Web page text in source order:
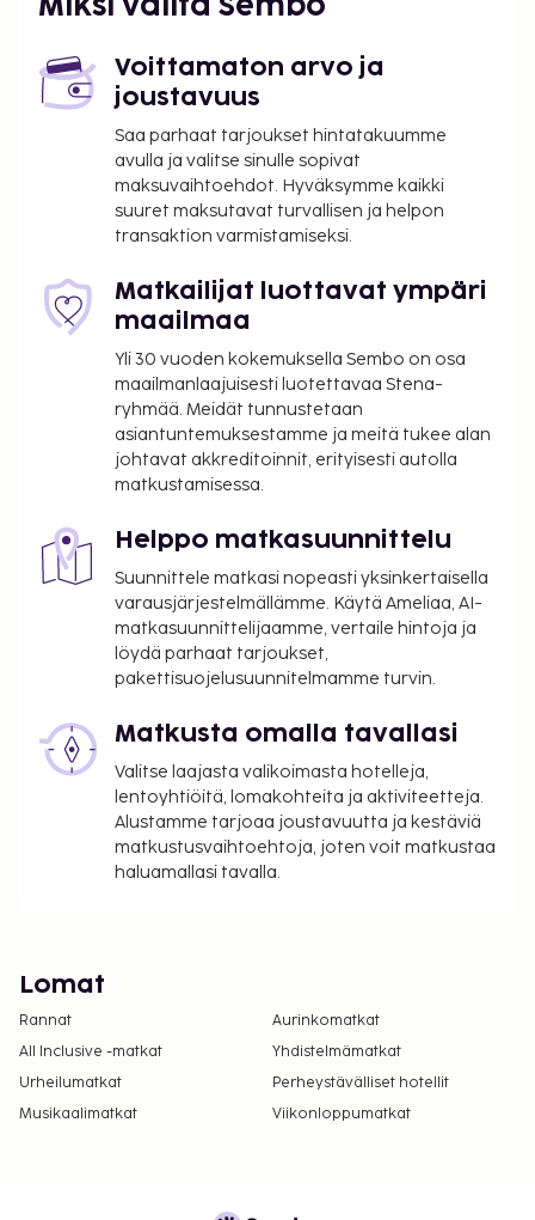
Miksi valita Sembo
Voittamaton arvo ja
joustavuus
Saa parhaat tarjoukset hintatakuumme
avulla ja valitse sinulle sopivat
maksuvaihtoehdot. Hyväksymme kaikki
suuret maksutavat turvallisen ja helpon
transaktion varmistamiseksi.
Matkailijat luottavat ympäri
maailmaa
Yli 30 vuoden kokemuksella Sembo on osa
maailmanlaajuisesti luotettavaa Stena-
ryhmää. Meidät tunnustetaan
asiantuntemuksestamme ja meitä tukee alan
johtavat akkreditoinnit, erityisesti autolla
matkustamisessa.
Helppo matkasuunnittelu
Suunnittele matkasi nopeasti yksinkertaisella
varausjärjestelmällämme. Käytä Ameliaa, AI-
matkasuunnittelijaamme, vertaile hintoja ja
löydä parhaat tarjoukset,
pakettisuojelusuunnitelmamme turvin.
Matkusta omalla tavallasi
Valitse laajasta valikoimasta hotelleja,
lentoyhtiöitä, lomakohteita ja aktiviteetteja.
Alustamme tarjoaa joustavuutta ja kestäviä
matkustusvaihtoehtoja, joten voit matkustaa
haluamallasi tavalla.
Lomat
Rannat
Aurinkomatkat
All Inclusive -matkat
Yhdistelmämatkat
Urheilumatkat
Perheystävälliset hotellit
Musikaalimatkat
Viikonloppumatkat